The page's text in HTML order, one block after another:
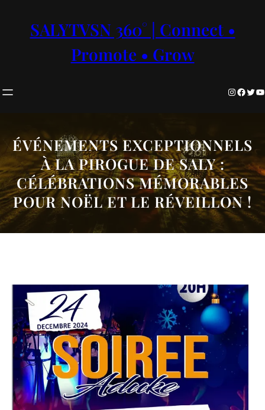
contenuSALYTVSN 360° | Connect •
Promote • Grow
InstagramFacebook Twitter YouTube
ÉVÉNEMENTS EXCEPTIONNELS
À LA PIROGUE DE SALY :
CÉLÉBRATIONS MÉMORABLES
POUR NOËL ET LE RÉVEILLON !